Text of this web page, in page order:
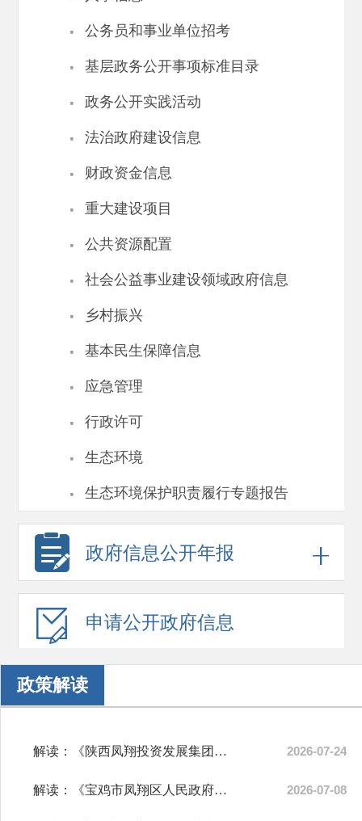
· 公务员和事业单位招考
· 基层政务公开事项标准目录
· 政务公开实践活动
· 法治政府建设信息
· 财政资金信息
· 重大建设项目
· 公共资源配置
· 社会公益事业建设领域政府信息
· 乡村振兴
· 基本民生保障信息
· 应急管理
· 行政许可
· 生态环境
· 生态环境保护职责履行专题报告
政府信息公开年报
申请公开政府信息
政策解读
解读：《陕西凤翔投资发展集团有限公司资产监管办法（试行）》 2026-07-24
解读：《宝鸡市凤翔区人民政府办公室关于2026年第二季度全区政府网站及... 2026-07-08